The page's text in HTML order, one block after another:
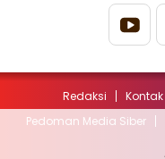
Redaksi Kontak
Pedoman Media Siber